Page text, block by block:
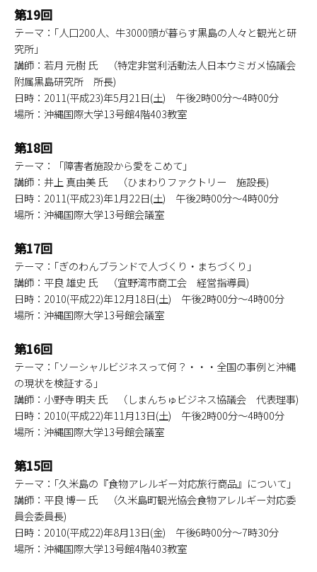
第19回
テーマ：｢人口200人、牛3000頭が暮らす黒島の人々と観光と研
究所｣
講師：若月 元樹 氏 （特定非営利活動法人日本ウミガメ協議会
附属黒島研究所 所長)
日時：2011(平成23)年5月21日(土) 午後2時00分～4時00分
場所：沖縄国際大学13号館4階403教室
第18回
テーマ：「障害者施設から愛をこめて｣
講師：井上 真由美 氏 （ひまわりファクトリー 施設長)
日時：2011(平成23)年1月22日(土) 午後2時00分～4時00分
場所：沖縄国際大学13号館会議室
第17回
テーマ：｢ぎのわんブランドで人づくり・まちづくり｣
講師：平良 雄史 氏 （宜野湾市商工会 経営指導員)
日時：2010(平成22)年12月18日(土) 午後2時00分～4時00分
場所：沖縄国際大学13号館会議室
第16回
テーマ：｢ソーシャルビジネスって何？・・・全国の事例と沖縄
の現状を検証する｣
講師：小野寺 明夫 氏 （しまんちゅビジネス協議会 代表理事)
日時：2010(平成22)年11月13日(土) 午後2時00分～4時00分
場所：沖縄国際大学13号館会議室
第15回
テーマ：｢久米島の『食物アレルギー対応旅行商品』について｣
講師：平良 博一 氏 （久米島町観光協会食物アレルギー対応委
員会委員長)
日時：2010(平成22)年8月13日(金) 午後6時00分～7時30分
場所：沖縄国際大学13号館4階403教室